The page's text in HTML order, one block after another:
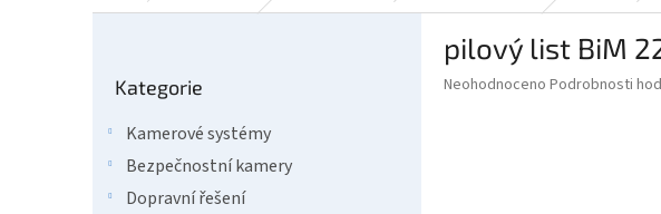
kategorie
Kategorie
Kamerové systémy
Bezpečnostní kamery
Dopravní řešení
pilový list BiM
Průměrné
Neohodnoceno Podrobnosti